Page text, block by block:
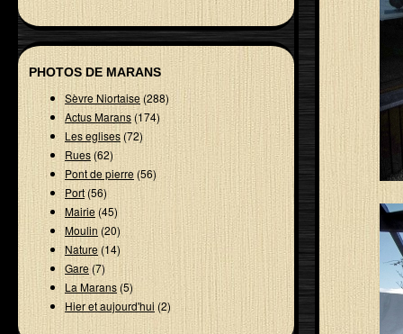
PHOTOS DE MARANS
Sèvre Niortaise(288)
Actus Marans (174)
Les eglises(72)
Rues(62)
Pont de pierre(56)
Port(56)
Mairie(45)
Moulin(20)
Nature(14)
Gare (7)
La Marans(5)
Hier et aujourd'hui (2)